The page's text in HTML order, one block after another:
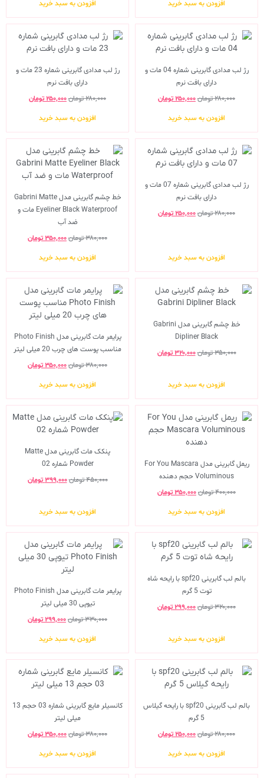
افزودن به سبد خرید افزودن به سبد خرید
رژ لب مدادی گابرینی شماره 04 مات و
دارای بافت نرم
۲۸۰,۰۰۰تومان۲۵۰,۰۰۰تومان
افزودن به سبد خرید
رژ لب مدادی گابرینی شماره 23 مات و
دارای بافت نرم
۲۸۰,۰۰۰تومان۲۵۰,۰۰۰تومان
افزودن به سبد خرید
رژ لب مدادی گابرینی شماره 07 مات و
دارای بافت نرم
۲۸۰,۰۰۰تومان۲۵۰,۰۰۰تومان
افزودن به سبد خرید
خط چشم گابرینی مدل Gabrini Matte
Eyeliner Black Waterproof مات و
ضد آب
۳۸۰,۰۰۰تومان۳۵۰,۰۰۰تومان
افزودن به سبد خرید
خط چشم گابرینی مدل Gabrini
Dipliner Black
۳۵۰,۰۰۰تومان۳۲۰,۰۰۰ تومان
افزودن به سبد خرید
پرایمر مات گابرینی مدل Photo Finish
مناسب پوست های چرب 20 میلی لیتر
۳۸۰,۰۰۰تومان۳۵۰,۰۰۰تومان
افزودن به سبد خرید
ریمل گابرینی مدل For You Mascara
Voluminous حجم دهنده
۴۰۰,۰۰۰تومان۳۵۰,۰۰۰تومان
افزودن به سبد خرید
پنکک مات گابرینی مدل Matte
Powder شماره 02
۴۵۰,۰۰۰تومان۳۹۹,۰۰۰ تومان
افزودن به سبد خرید
بالم لب گابرینی spf20 با رایحه شاه
توت 5 گرم
۳۲۰,۰۰۰تومان۲۹۹,۰۰۰تومان
افزودن به سبد خرید
پرایمر مات گابرینی مدل Photo Finish
تیوپی 30 میلی لیتر
۳۳۰,۰۰۰تومان۲۹۹,۰۰۰تومان
افزودن به سبد خرید
بالم لب گابرینی spf20 با رایحه گیلاس
5 گرم
۲۸۰,۰۰۰تومان۲۵۰,۰۰۰تومان
افزودن به سبد خرید
کانسیلر مایع گابرینی شماره 03 حجم 13
میلی لیتر
۳۸۰,۰۰۰تومان۳۵۰,۰۰۰تومان
افزودن به سبد خرید